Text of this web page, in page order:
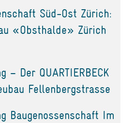
Süd-Ost Zürich:
«Obsthalde» Zürich
– Der QUARTIERBECK
Fellenbergstrasse
Baugenossenschaft Im